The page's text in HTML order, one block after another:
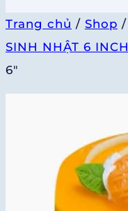
Trang chủ / Shop /
SINH NHẬT 6 INCH
6″